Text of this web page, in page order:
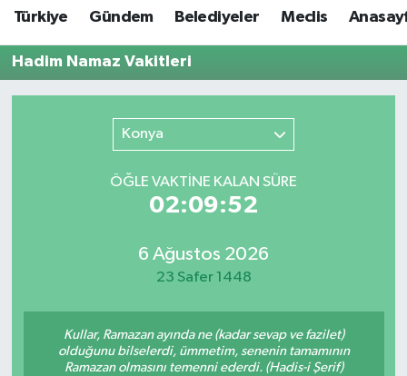
Türkiye Gündem Belediyeler Meclis
Hadim Namaz Vakitleri
Konya
ÖĞLE VAKTİNE KALAN SÜRE
02:09:52
6 Ağustos 2026
23 Safer 1448
Kullar, Ramazan ayında ne (kadar sevap ve fazilet)
olduğunu bilselerdi, ümmetim, senenin tamamının
Ramazan olmasını temenni ederdi. (Hadis-i Şerif)
Süper Lig Puan Durumu ve Fikstür
Son Dakika Haberleri